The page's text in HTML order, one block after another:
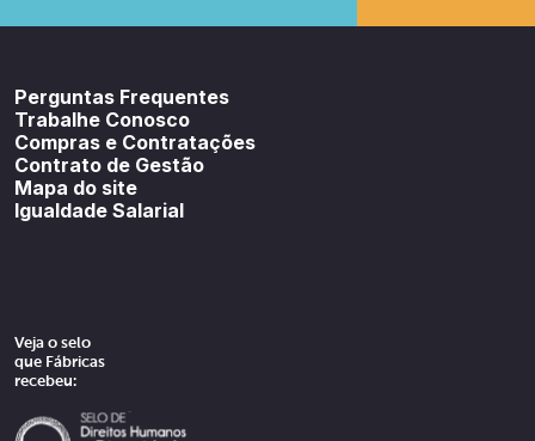
Perguntas Frequentes
Trabalhe Conosco
Compras e Contratações
Contrato de Gestão
Mapa do site
Igualdade Salarial
Veja o selo
que Fábricas
recebeu: